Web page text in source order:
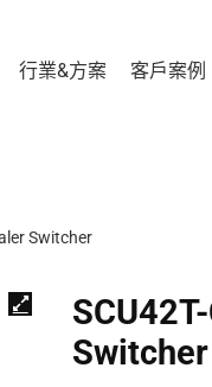
行業&方案 客戶案例
Switcher
Switcher